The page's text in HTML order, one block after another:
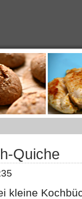
Quiche
kleine